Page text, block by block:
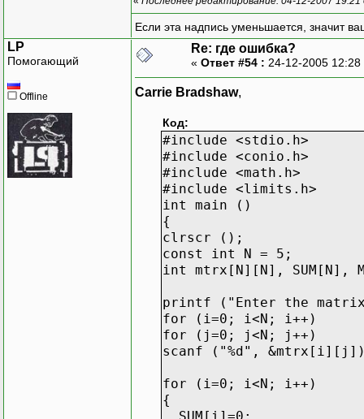
Если эта надпись уменьшается, значит
LP
Помогающий
Offline
Re: где ошибка?
« Ответ #54 : 24-12-2005
Carrie Bradshaw,
Код:
#include <stdio.h>
#include <conio.h>
#include <math.h>
#include <limits.h>
int main ()
{
clrscr ();
const int N = 5;
int mtrx[N][N], SUM[N],
printf ("Enter the
for (i=0; i<N; i++)
for (j=0; j<N; j++)
scanf ("%d",
for (i=0; i<N; i++)
{
SUM[i]=0;